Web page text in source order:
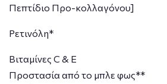
Πεπτίδιο Προ-κολλαγόνου]
Ρετινόλη*
Βιταμίνες C & E
Προστασία από το μπλε φως**